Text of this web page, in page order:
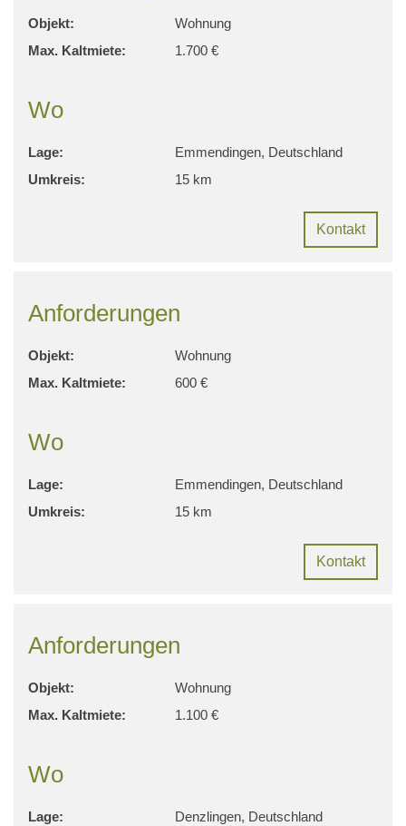
Objekt:
Wohnung
Max. Kaltmiete:
1.700 €
Wo
Lage:
Emmendingen, Deutschland
Umkreis:
15 km
Kontakt
Anforderungen
Objekt:
Wohnung
Max. Kaltmiete:
600 €
Wo
Lage:
Emmendingen, Deutschland
Umkreis:
15 km
Kontakt
Anforderungen
Objekt:
Wohnung
Max. Kaltmiete:
1.100 €
Wo
Lage:
Denzlingen, Deutschland